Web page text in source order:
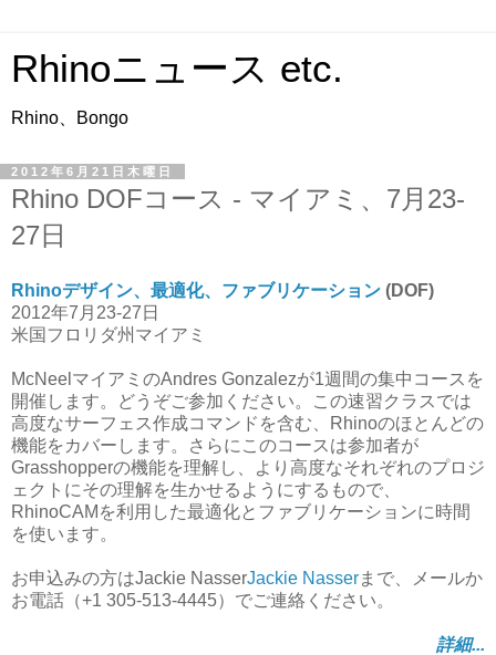
Rhinoニュース etc.
Rhino、Bongo
2012年6月21日木曜日
Rhino DOFコース - マイアミ、7月23-
27日
Rhinoデザイン、最適化、ファブリケーション (DOF)
2012年7月23-27日
米国フロリダ州マイアミ
McNeelマイアミのAndres Gonzalezが1週間の集中コースを
開催します。どうぞご参加ください。この速習クラスでは
高度なサーフェス作成コマンドを含む、Rhinoのほとんどの
機能をカバーします。さらにこのコースは参加者が
Grasshopperの機能を理解し、より高度なそれぞれのプロジ
ェクトにその理解を生かせるようにするもので、
RhinoCAMを利用した最適化とファブリケーションに時間
を使います。
お申込みの方はJackie NasserJackie Nasserまで、メールか
お電話（+1 305-513-4445）でご連絡ください。
詳細...